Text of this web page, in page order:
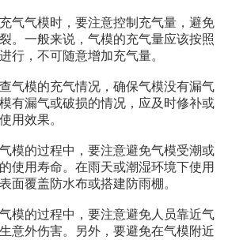
气气模时，要注意控制充气量，避免
。一般来说，气模的充气量应该按照
行，不可随意增加充气量。
气模的充气情况，确保气模没有漏气
有漏气或破损的情况，应及时修补或
用效果。
模的过程中，要注意避免气模受潮或
使用寿命。在雨天或潮湿环境下使用
面覆盖防水布或搭建防雨棚。
模的过程中，要注意避免人员靠近气
意外伤害。另外，要避免在气模附近